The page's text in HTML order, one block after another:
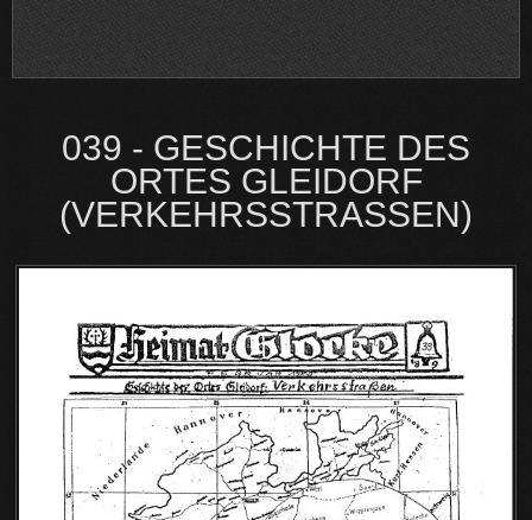
039 - GESCHICHTE DES
ORTES GLEIDORF
(VERKEHRSSTRASSEN)